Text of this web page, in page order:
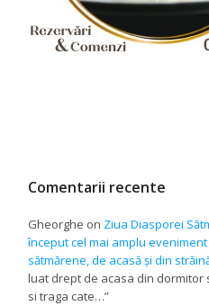
Comentarii recente
Gheorghe on Ziua Diasporei
început cel mai amplu
sătmărene, de acasă și din
luat drept de acasa din dormitor
si traga cate…”